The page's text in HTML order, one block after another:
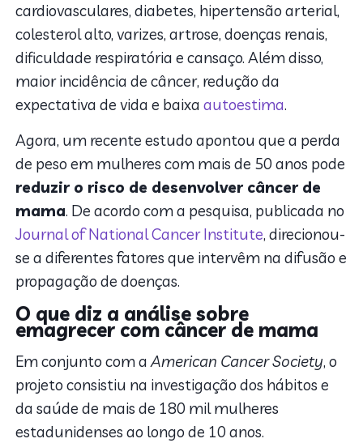
cardiovasculares, diabetes, hipertensão arterial,
colesterol alto, varizes, artrose, doenças renais,
dificuldade respiratória e cansaço. Além disso,
maior incidência de câncer, redução da
expectativa de vida e baixaautoestima.
Agora, um recente estudo apontou que a perda
de peso em mulheres com mais de 50 anos pode
reduzir o risco de desenvolver câncer de
mama. De acordo com a pesquisa, publicada no
Journal of National Cancer Institute, direcionou-
se a diferentes fatores que intervêm na difusão e
propagação de doenças.
O que diz a análise sobre
emagrecer com câncer de mama
Em conjunto com aAmerican Cancer Society, o
projeto consistiu na investigação dos hábitos e
da saúde de mais de 180 mil mulheres
estadunidenses ao longo de 10 anos.